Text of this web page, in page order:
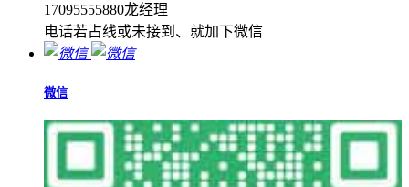
17095555880龙经理
电话若占线或未接到、就加下微信
微信